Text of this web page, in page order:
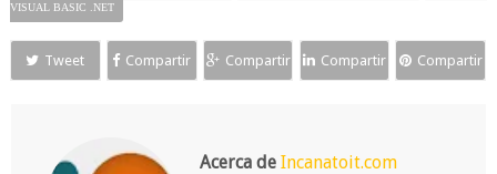
VISUAL BASIC .NET
Tweet Compartir Compartir Compartir Compartir
Acerca de Incanatoit.com